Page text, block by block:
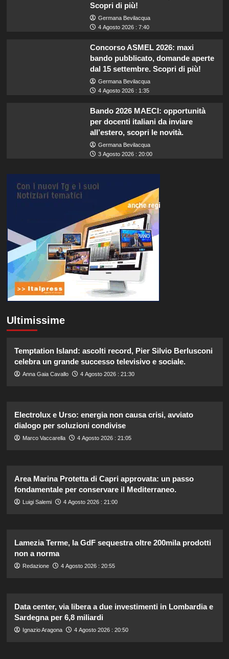
Scopri di più!
Germana Bevilacqua
4 Agosto 2026 : 7:40
Concorso ASMEL 2026: maxi
bando pubblicato, domande aperte
dal 15 settembre. Scopri di più!
Germana Bevilacqua
4 Agosto 2026 : 1:35
Bando 2026 MAECI: opportunità
per docenti italiani da inviare
all’estero, scopri le novità.
Germana Bevilacqua
3 Agosto 2026 : 20:00
Ultimissime
Temptation Island: ascolti record, Pier Silvio Berlusconi
celebra un grande successo televisivo e sociale.
Anna Gaia Cavallo 4 Agosto 2026 : 21:30
Electrolux e Urso: energia non causa crisi, avviato
dialogo per soluzioni condivise
Marco Vaccarella 4 Agosto 2026 : 21:05
Area Marina Protetta di Capri approvata: un passo
fondamentale per conservare il Mediterraneo.
Luigi Salemi 4 Agosto 2026 : 21:00
Lamezia Terme, la GdF sequestra oltre 200mila prodotti
non a norma
Redazione 4 Agosto 2026 : 20:55
Data center, via libera a due investimenti in Lombardia e
Sardegna per 6,8 miliardi
Ignazio Aragona 4 Agosto 2026 : 20:50